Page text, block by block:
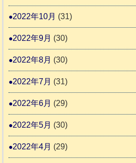
2022年10月 (31)
2022年9月 (30)
2022年8月 (30)
2022年7月 (31)
2022年6月 (29)
2022年5月 (30)
2022年4月 (29)